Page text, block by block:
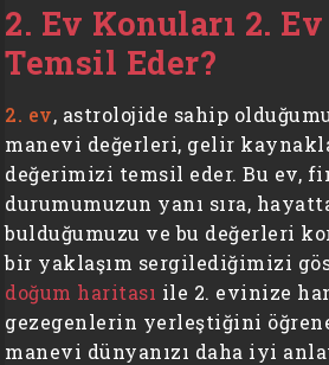
2. Ev Konuları 2.
Temsil Eder?
2. ev, astrolojide sahip
manevi değerleri, gelir
değerimizi temsil eder. Bu ev,
durumumuzun yanı sıra,
bulduğumuzu ve bu değerleri
bir yaklaşım sergilediğimizi
doğum haritası ile 2. evinize
gezegenlerin yerleştiğini
manevi dünyanızı daha iyi